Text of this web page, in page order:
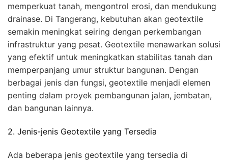
memperkuat tanah, mengontrol erosi, dan mendukung
drainase. Di Tangerang, kebutuhan akan geotextile
semakin meningkat seiring dengan perkembangan
infrastruktur yang pesat. Geotextile menawarkan solusi
yang efektif untuk meningkatkan stabilitas tanah dan
memperpanjang umur struktur bangunan. Dengan
berbagai jenis dan fungsi, geotextile menjadi elemen
penting dalam proyek pembangunan jalan, jembatan,
dan bangunan lainnya.
2. Jenis-jenis Geotextile yang Tersedia
Ada beberapa jenis geotextile yang tersedia di